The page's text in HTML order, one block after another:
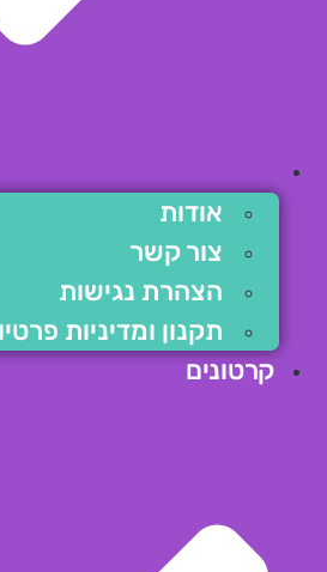
אודות
צור קשר
הצהרת נגישות
תקנון ומדיניות פרטיות
קרטונים